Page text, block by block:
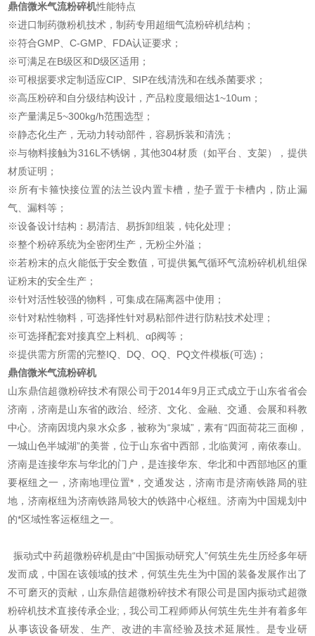
鼎信微米气流粉碎机性能特点
※进口制药微粉机技术，制药专用超细气流粉碎机结构；
※符合GMP、C-GMP、FDA认证要求；
※可满足在B级区和D级区适用；
※可根据要求定制适应CIP、SIP在线清洗和在线杀菌要求；
※高压粉碎和自分级结构设计，产品粒度最细达1~10um；
※产量满足5~300kg/h范围选型；
※静态化生产，无动力转动部件，容易拆装和清洗；
※与物料接触为316L不锈钢，其他304材质（如平台、支架），提供
材质证明；
※所有卡箍快接位置的法兰设内置卡槽，垫子置于卡槽内，防止漏
气、漏料等；
※设备设计结构：易清洁、易拆卸组装，钝化处理；
※整个粉碎系统为全密闭生产，无粉尘外溢；
※若粉末的点火能低于安全数值，可提供氮气循环气流粉碎机机组保
证粉末的安全生产；
※针对活性较强的物料，可集成在隔离器中使用；
※针对粘性物料，可选择性针对易粘部件进行防粘技术处理；
※可选择配套对接真空上料机、αβ阀等；
※提供需方所需的完整IQ、DQ、OQ、PQ文件模板(可选)；
鼎信微米气流粉碎机
山东鼎信超微粉碎技术有限公司于2014年9月正式成立于山东省省会
济南，济南是山东省的政治、经济、文化、金融、交通、会展和科教
中心。济南因境内泉水众多，被称为“泉城”，素有“四面荷花三面柳，
一城山色半城湖”的美誉，位于山东省中西部，北临黄河，南依泰山。
济南是连接华东与华北的门户，是连接华东、华北和中西部地区的重
要枢纽之一，济南地理位置*，交通发达，济南市是济南铁路局的驻
地，济南枢纽为济南铁路局较大的铁路中心枢纽。济南为中国规划中
的*区域性客运枢纽之一。
振动式中药超微粉碎机是由“中国振动研究人”何筑生先生历经多年研
发而成， 中国在该领域的技术，何筑生先生为中国的装备发展作出了
不可磨灭的贡献，山东鼎信超微粉碎技术有限公司是国内振动式超微
粉碎机技术直接传承企业;，我公司工程师师从何筑生先生并有着多年
从事该设备研发、生产、改进的丰富经验及技术延展性。是专业研